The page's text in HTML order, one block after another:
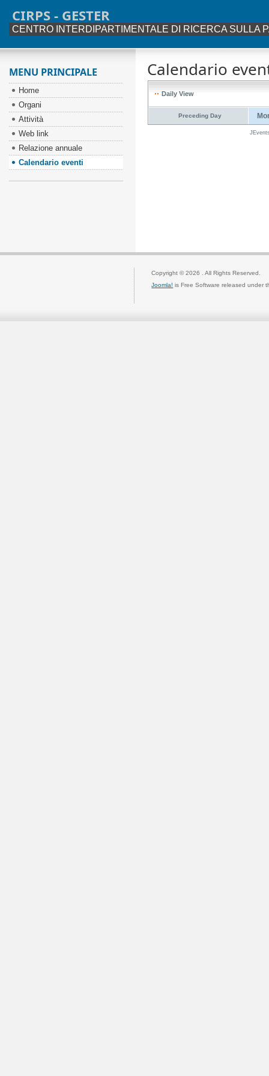
CIRPS - GESTER
CENTRO INTERDIPARTIMENTALE DI RICERCA SULLA
Calendario
Daily View
Preceding Day
MENU PRINCIPALE
Home
Organi
Attività
Web link
Relazione annuale
Calendario eventi
Copyright © 2026 . All Rights Reserved.
Joomla! is Free Software released under